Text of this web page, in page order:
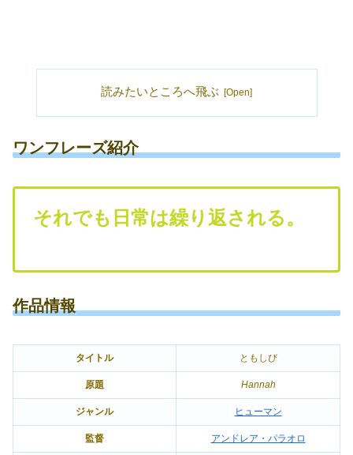
読みたいところへ飛ぶ
ワンフレーズ紹介
それでも日常は繰り返される。
作品情報
タイトル ともしび
原題 Hannah
ジャンル ヒューマン
監督 アンドレア・パラオロ